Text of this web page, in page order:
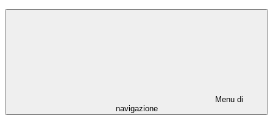
Menu di
navigazione